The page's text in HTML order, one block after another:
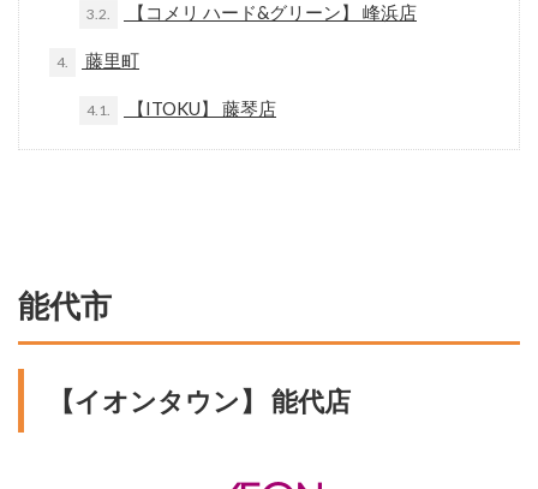
3.2. 【コメリ ハード&グリーン】 峰浜店
4. 藤里町
4.1. 【ITOKU】 藤琴店
能代市
【イオンタウン】 能代店